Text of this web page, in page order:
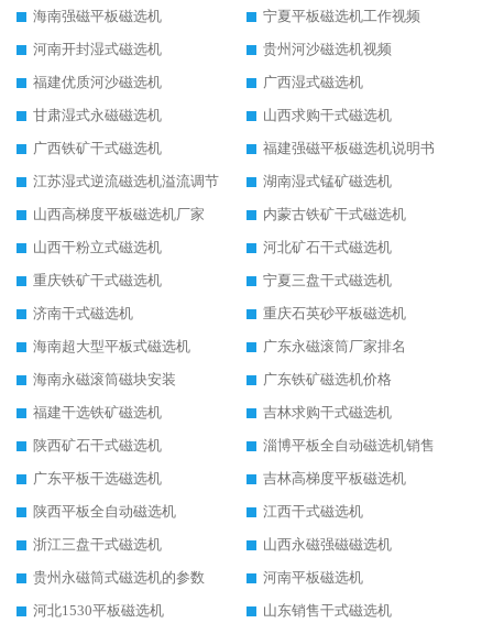
海南强磁平板磁选机
宁夏平板磁选机工作视频
河南开封湿式磁选机
贵州河沙磁选机视频
福建优质河沙磁选机
广西湿式磁选机
甘肃湿式永磁磁选机
山西求购干式磁选机
广西铁矿干式磁选机
福建强磁平板磁选机说明书
江苏湿式逆流磁选机溢流调节
湖南湿式锰矿磁选机
山西高梯度平板磁选机厂家
内蒙古铁矿干式磁选机
山西干粉立式磁选机
河北矿石干式磁选机
重庆铁矿干式磁选机
宁夏三盘干式磁选机
济南干式磁选机
重庆石英砂平板磁选机
海南超大型平板式磁选机
广东永磁滚筒厂家排名
海南永磁滚筒磁块安装
广东铁矿磁选机价格
福建干选铁矿磁选机
吉林求购干式磁选机
陕西矿石干式磁选机
淄博平板全自动磁选机销售
广东平板干选磁选机
吉林高梯度平板磁选机
陕西平板全自动磁选机
江西干式磁选机
浙江三盘干式磁选机
山西永磁强磁磁选机
贵州永磁筒式磁选机的参数
河南平板磁选机
河北1530平板磁选机
山东销售干式磁选机